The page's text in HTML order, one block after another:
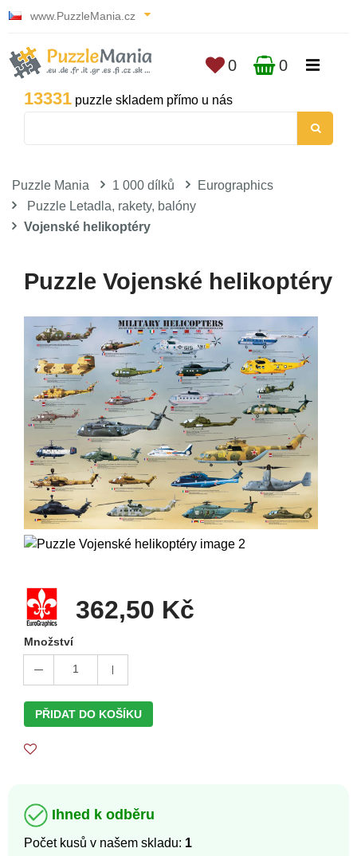
www.PuzzleMania.cz
13331 puzzle skladem přímo u nás
0 0
Puzzle Mania 1 000 dílků
Eurographics
Puzzle Letadla, rakety, balóny
Vojenské helikoptéry
Puzzle Vojenské helikoptéry
362,50 Kč
Množství
1
PŘIDAT DO KOŠÍKU
Ihned k odběru
Počet kusů v našem skladu: 1